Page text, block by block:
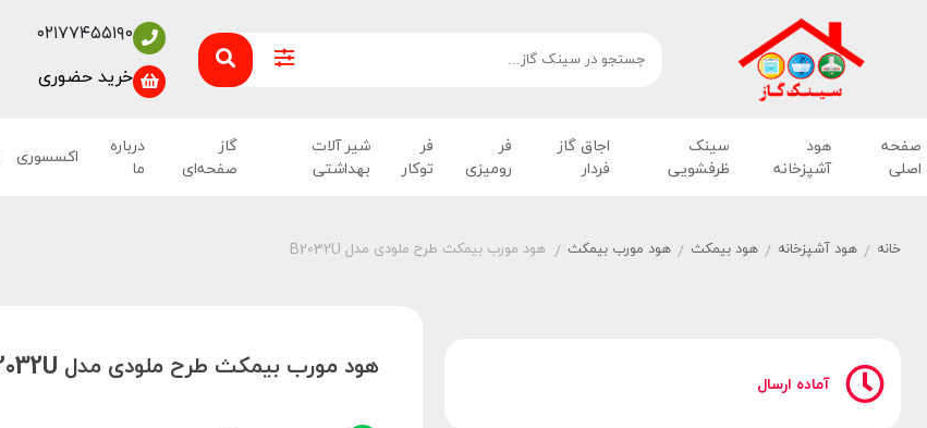
۰۲۱۷۷۴۵۵۱۹۰
خرید حضوری
صفحه
اصلی
هود
آشپزخانه
سینک
ظرفشویی
اجاق گاز
فردار
فر
رومیزی
فر
توکار
شیر آلات
بهداشتی
گاز
صفحه‌ای
درباره
ما
اکسسوری
خانه / هود آشپزخانه / هود بیمکث / هود مورب بیمکث / هود مورب بیمکث طرح ملودی مدل B2032U
آماده ارسال
هود مورب بیمکث طرح ملودی مدل B2032U